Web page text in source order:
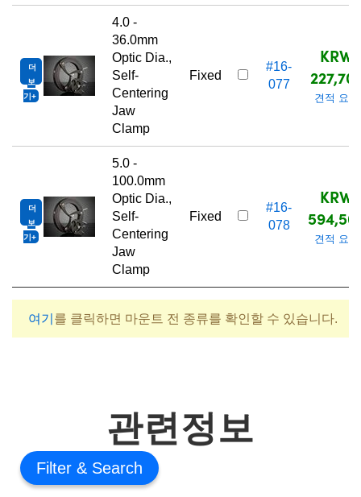
더
보
기
4.0 -
36.0mm
Optic Dia.,
Self-
Centering
Jaw
Clamp
Fixed
#16-
077
KRW
견적 요청
더
보
기
5.0 -
100.0mm
Optic Dia.,
Self-
Centering
Jaw
Clamp
Fixed
#16-
078
KRW
견적 요청
여기 를 클릭하면 마운트 전 종류를 확인할 수 있습니다.
관련정보
Filter